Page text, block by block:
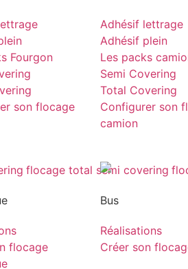
Fourgon
son flocage
Adhésif lettrage
Adhésif plein
Les packs
Semi Covering
Total Covering
Configurer son
camion
flocage
Bus
Réalisations
Créer son